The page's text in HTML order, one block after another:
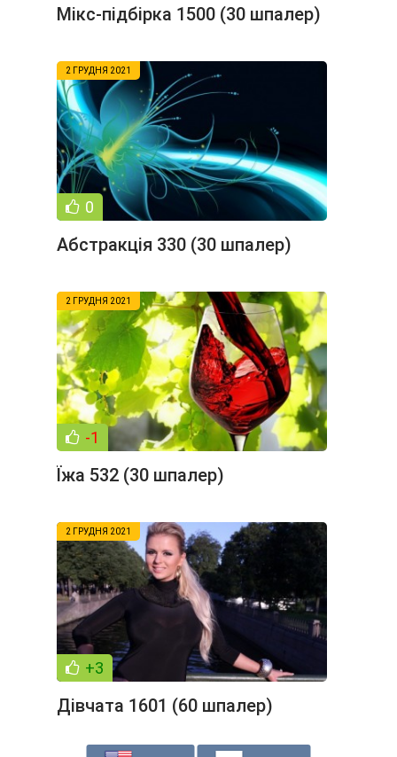
Мікс-підбірка 1500 (30 шпалер)
2 ГРУДНЯ 2021
0
Абстракція 330 (30 шпалер)
2 ГРУДНЯ 2021
-1
Їжа 532 (30 шпалер)
2 ГРУДНЯ 2021
+3
Дівчата 1601 (60 шпалер)